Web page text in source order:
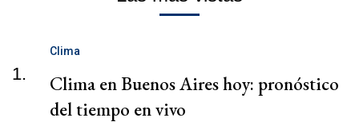
1.
Clima
Clima en Buenos Aires hoy: pronóstico
del tiempo en vivo